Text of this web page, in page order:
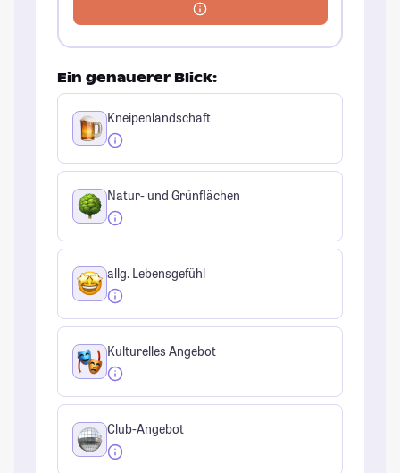
Ein genauerer Blick:
Kneipenlandschaft
Natur- und Grünflächen
allg. Lebensgefühl
Kulturelles Angebot
Club-Angebot